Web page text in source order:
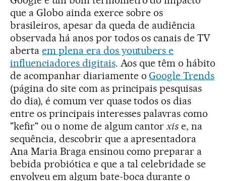
que a Globo ainda exerce sobre os
brasileiros, apesar da queda de audiência
observada há anos por todos os canais de TV
aberta em plena era dos youtubers e
influenciadores digitais. Aos que têm o hábito
de acompanhar diariamente oGoogle Trends
(página do site com as principais pesquisas
do dia), é comum ver quase todos os dias
entre os principais interesses palavras como
"kefir" ou o nome de algum cantorxis e, na
sequência, descobrir que a apresentadora
Ana Maria Braga ensinou como preparar a
bebida probiótica e que a tal celebridade se
envolveu em algum bate-boca durante o